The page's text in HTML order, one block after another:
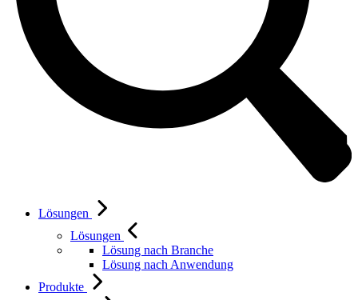
Lösungen
Lösungen
Lösung nach Branche
Lösung nach Anwendung
Produkte